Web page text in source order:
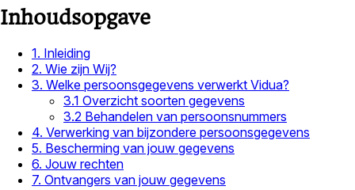
Inhoudsopgave
1. Inleiding
2. Wie zijn Wij?
3. Welke persoonsgegevens verwerkt Vidua?
3.1 Overzicht soorten gegevens
3.2 Behandelen van persoonsnummers
4. Verwerking van bijzondere persoonsgegevens
5. Bescherming van jouw gegevens
6. Jouw rechten
7. Ontvangers van jouw gegevens